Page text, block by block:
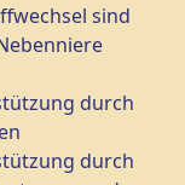
sind
durch
durch